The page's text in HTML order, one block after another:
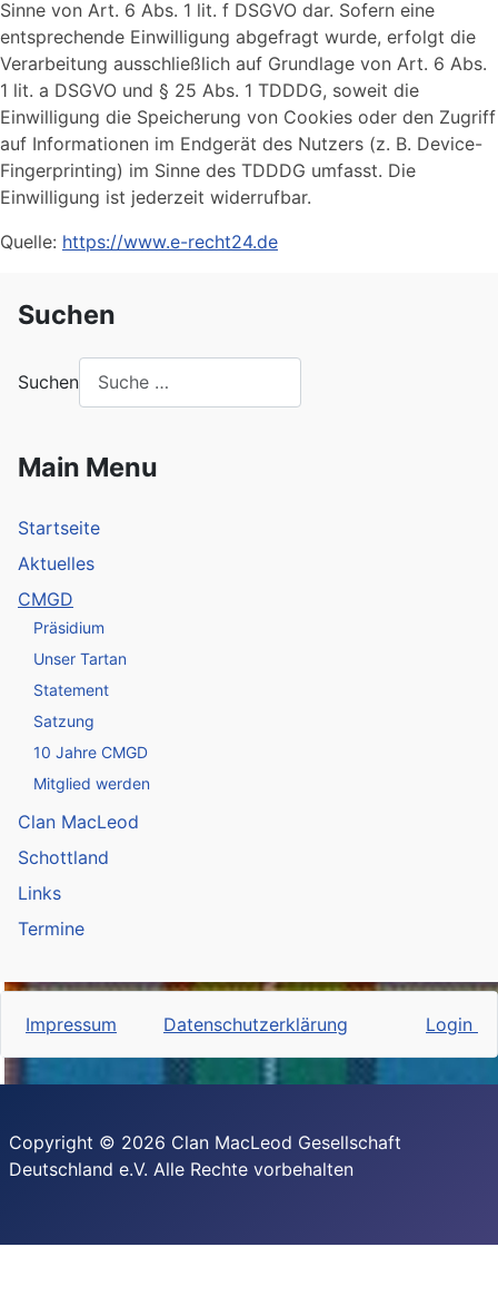
Suchen
Suchen
Main Menu
Startseite
Aktuelles
CMGD
Präsidium
Unser Tartan
Statement
Satzung
10 Jahre CMGD
Mitglied werden
Clan MacLeod
Schottland
Links
Termine
Sinne von Art. 6 Abs. 1 lit. f DSGVO dar. Sofern eine
entsprechende Einwilligung abgefragt wurde, erfolgt die
Verarbeitung ausschließlich auf Grundlage von Art. 6 Abs.
1 lit. a DSGVO und § 25 Abs. 1 TDDDG, soweit die
Einwilligung die Speicherung von Cookies oder den Zugriff
auf Informationen im Endgerät des Nutzers (z. B. Device-
Fingerprinting) im Sinne des TDDDG umfasst. Die
Einwilligung ist jederzeit widerrufbar.
Quelle: https://www.e-recht24.de
Impressum Datenschutzerklärung Login
Copyright © 2026 Clan MacLeod Gesellschaft
Deutschland e.V. Alle Rechte vorbehalten